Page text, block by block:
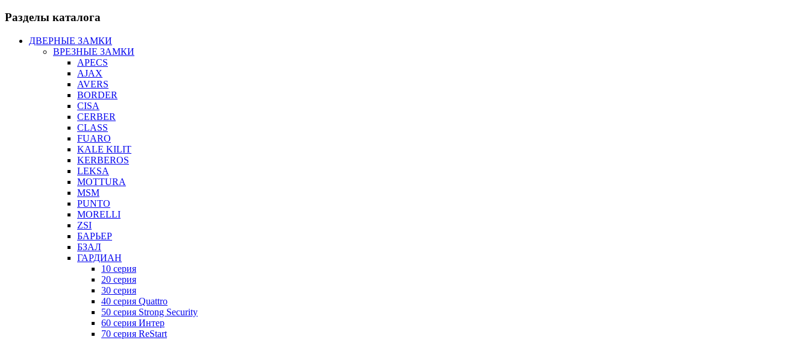
Разделы каталога
ДВЕРНЫЕ ЗАМКИ
ВРЕЗНЫЕ ЗАМКИ
APECS
AJAX
AVERS
BORDER
CISA
CERBER
CLASS
FUARO
KALE KILIT
KERBEROS
LEKSA
MOTTURA
MSM
PUNTO
MORELLI
ZSI
БАРЬЕР
БЗАЛ
ГАРДИАН
10 серия
20 серия
30 серия
40 серия Quattro
50 серия Strong Security
60 серия Интер
70 серия ReStart